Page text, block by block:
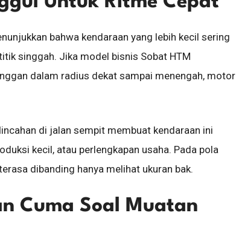
bahwa kendaraan yang lebih kecil sering
singgah. Jika model bisnis Sobat HTM
dalam radius dekat sampai menengah, motor
di jalan sempit membuat kendaraan ini
kecil, atau perlengkapan usaha. Pada pola
dibanding hanya melihat ukuran bak.
Cuma Soal Muatan